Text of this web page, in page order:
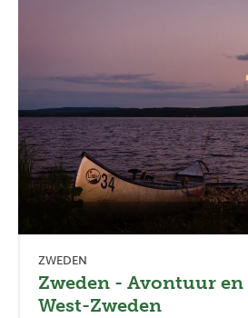
ZWEDEN
Zweden - Avontuur
West-Zweden